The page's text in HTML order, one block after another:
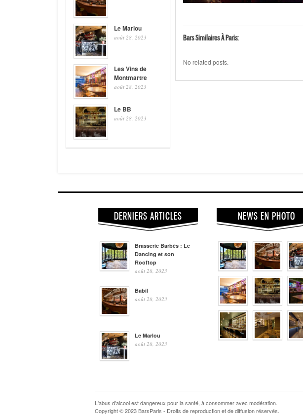
Le Marlou
août 28, 2023
Les Vins de
Montmartre
août 28, 2023
Le BB
août 28, 2023
Bars Similaires À Paris:
No related posts.
DERNIERS ARTICLES
Brasserie Barbès : Le
Dancing et son
Rooftop
août 28, 2023
Babil
août 28, 2023
Le Marlou
août 28, 2023
NEWS EN PHOTO
L'abus d'alcool est dangereux pour la santé, à consommer avec modération.
Copyright © 2023 BarsParis - Droits de reproduction et de diffusion réservés.